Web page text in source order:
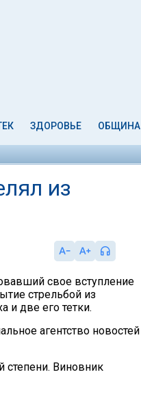
ЗДОРОВЬЕ ОБЩИНА
из
свое вступление
стрельбой из
и две его тетки.
агентство новостей
степени. Виновник